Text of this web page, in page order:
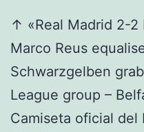
↑ «Real Madrid 2-2
Marco Reus
Schwarzgelben
League group –
Camiseta oficial del